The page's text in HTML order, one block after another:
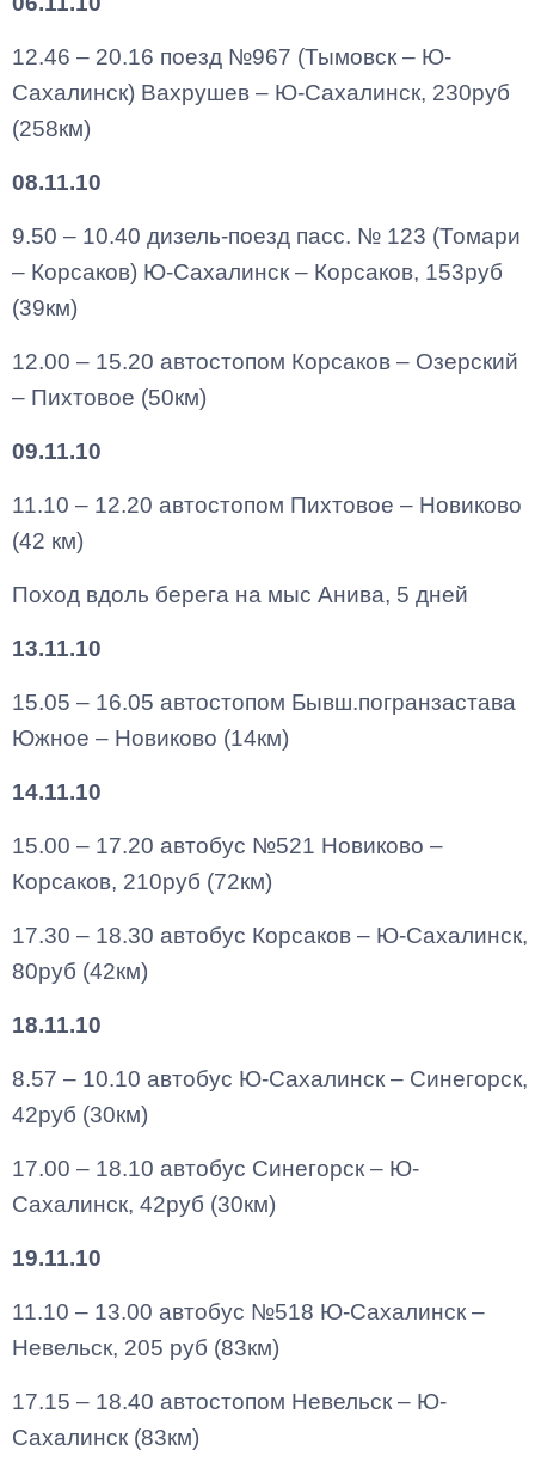
12.46 – 20.16 поезд №967 (Тымовск – Ю-
Сахалинск) Вахрушев – Ю-Сахалинск, 230руб
(258км)
08.11.10
9.50 – 10.40 дизель-поезд пасс. № 123 (Томари
– Корсаков) Ю-Сахалинск – Корсаков, 153руб
(39км)
12.00 – 15.20 автостопом Корсаков – Озерский
– Пихтовое (50км)
09.11.10
11.10 – 12.20 автостопом Пихтовое – Новиково
(42 км)
Поход вдоль берега на мыс Анива, 5 дней
13.11.10
15.05 – 16.05 автостопом Бывш.погранзастава
Южное – Новиково (14км)
14.11.10
15.00 – 17.20 автобус №521 Новиково –
Корсаков, 210руб (72км)
17.30 – 18.30 автобус Корсаков – Ю-Сахалинск,
80руб (42км)
18.11.10
8.57 – 10.10 автобус Ю-Сахалинск – Синегорск,
42руб (30км)
17.00 – 18.10 автобус Синегорск – Ю-
Сахалинск, 42руб (30км)
19.11.10
11.10 – 13.00 автобус №518 Ю-Сахалинск –
Невельск, 205 руб (83км)
17.15 – 18.40 автостопом Невельск – Ю-
Сахалинск (83км)